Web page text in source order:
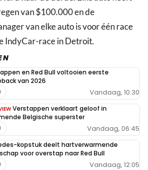
van $100.000 en de
van elke auto is voor één race
IndyCar-race in Detroit.
en Red Bull voltooien eerste
van 2026
Vandaag, 10:30
Verstappen verklaart geloof in
Belgische superster
Vandaag, 06:45
kopstuk deelt hartverwarmende
voor overstap naar Red Bull
Vandaag, 12:05